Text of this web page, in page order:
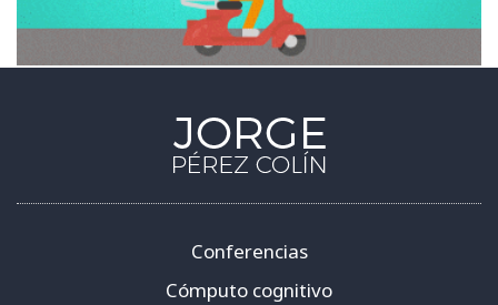
Conferencias
Cómputo cognitivo